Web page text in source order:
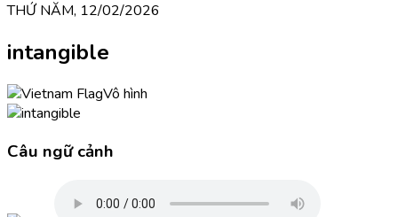
THỨ NĂM, 12/02/2026
intangible
Vô hình
Câu ngữ cảnh